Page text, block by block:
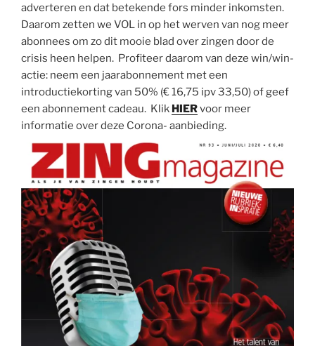
adverteren en dat betekende fors minder inkomsten.
Daarom zetten we VOL in op het werven van nog meer
abonnees om zo dit mooie blad over zingen door de
crisis heen helpen. Profiteer daarom van deze win/win-
actie: neem een jaarabonnement met een
introductiekorting van 50% (€ 16,75 ipv 33,50) of geef
een abonnement cadeau. Klik HIERvoor meer
informatie over deze Corona- aanbieding.